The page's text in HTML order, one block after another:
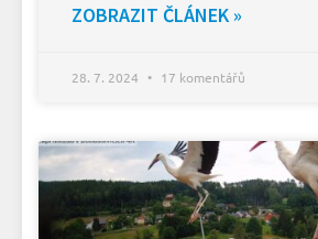
ZOBRAZIT ČLÁNEK »
28. 7. 2024 17 komentářů